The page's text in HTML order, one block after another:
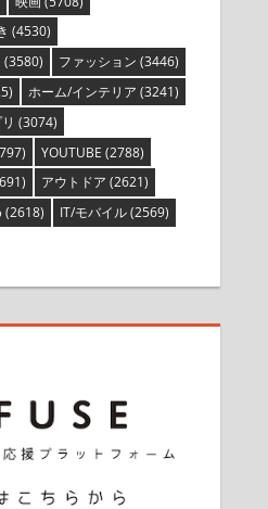
(4530)
(3580) ファッション (3446)
ホーム/インテリア (3241)
(3074)
YOUTUBE (2788)
アウトドア (2621)
(2618) IT/モバイル(2569)